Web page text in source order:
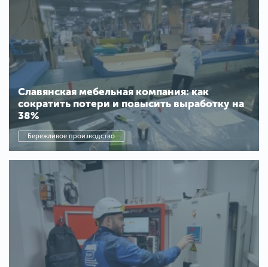
Славянская мебельная компания: как
сократить потери и повысить выработку на
38%
Бережливое производство